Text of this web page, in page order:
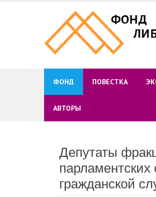
ФОНД ПОВЕСТКА
АВТОРЫ
Депутаты
парламентских
гражданской